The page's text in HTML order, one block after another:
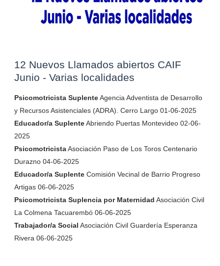
12 Nuevos Llamados abiertos CAIF
Junio - Varias localidades
Psicomotricista SuplenteAgencia Adventista de Desarrollo
y Recursos Asistenciales (ADRA). Cerro Largo 01-06-2025
Educador/a SuplenteAbriendo Puertas Montevideo 02-06-
2025
PsicomotricistaAsociación Paso de Los Toros Centenario
Durazno 04-06-2025
Educador/a SuplenteComisión Vecinal de Barrio Progreso
Artigas 06-06-2025
Psicomotricista Suplencia por Maternidad Asociación Civil
La Colmena Tacuarembó 06-06-2025
Trabajador/a Social Asociación Civil Guardería Esperanza
Rivera 06-06-2025